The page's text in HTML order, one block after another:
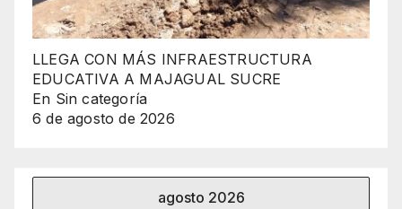
LLEGA CON MÁS INFRAESTRUCTURA
EDUCATIVA A MAJAGUAL SUCRE
En Sin categoría
6 de agosto de 2026
agosto 2026